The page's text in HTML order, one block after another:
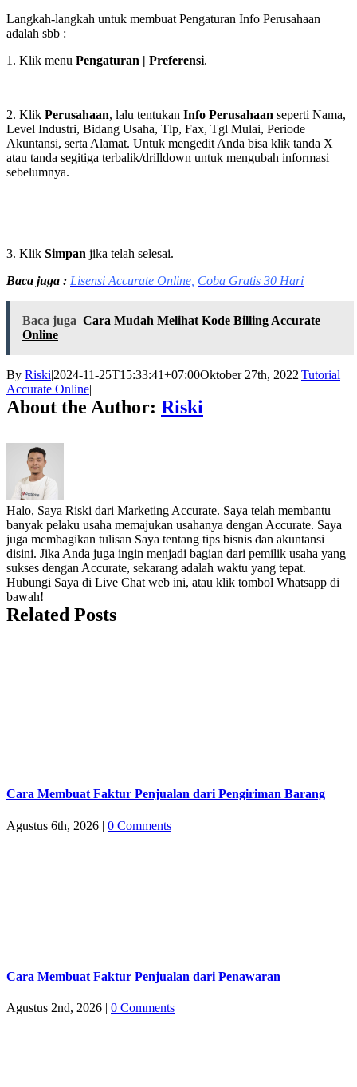
Langkah-langkah untuk membuat Pengaturan Info Perusahaan
adalah sbb :
1. Klik menu Pengaturan | Preferensi.
2. Klik Perusahaan, lalu tentukan Info Perusahaan seperti Nama,
Level Industri, Bidang Usaha, Tlp, Fax, Tgl Mulai, Periode
Akuntansi, serta Alamat. Untuk mengedit Anda bisa klik tanda X
atau tanda segitiga terbalik/drilldown untuk mengubah informasi
sebelumnya.
3. Klik Simpan jika telah selesai.
Baca juga : Lisensi Accurate Online, Coba Gratis 30 Hari
Baca juga Cara Mudah Melihat Kode Billing Accurate
Online
By Riski|2024-11-25T15:33:41+07:00Oktober 27th, 2022|Tutorial
Accurate Online|
About the Author: Riski
Halo, Saya Riski dari Marketing Accurate. Saya telah membantu
banyak pelaku usaha memajukan usahanya dengan Accurate. Saya
juga membagikan tulisan Saya tentang tips bisnis dan akuntansi
disini. Jika Anda juga ingin menjadi bagian dari pemilik usaha yang
sukses dengan Accurate, sekarang adalah waktu yang tepat.
Hubungi Saya di Live Chat web ini, atau klik tombol Whatsapp di
bawah!
Related Posts
Cara Membuat Faktur Penjualan dari Pengiriman Barang
Agustus 6th, 2026 | 0 Comments
Cara Membuat Faktur Penjualan dari Penawaran
Agustus 2nd, 2026 | 0 Comments